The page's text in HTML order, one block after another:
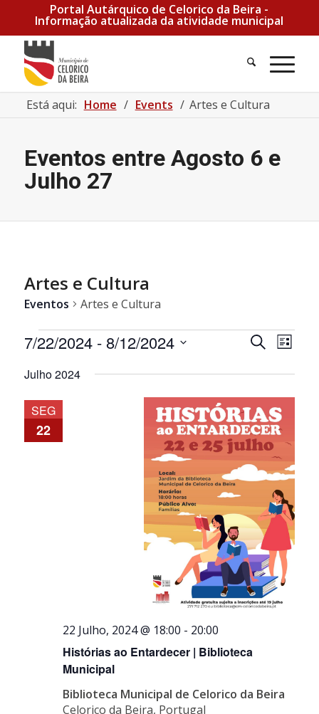
Portal Autárquico de Celorico da Beira -
Informação atualizada da atividade municipal
Pesquisa
Está aqui: Home / Events / Artes e Cultura
Eventos entre Agosto 6 e
Julho 27
Artes e Cultura
Eventos Artes e Cultura
Eventos
pesquisa
de
Eventos
Pesquisar
de
Lista
7/22/2024 - 8/12/2024
a
data.
Julho 2024
SEG
22
Histórias ao Entardecer | Biblioteca
Municipal
22 Julho, 2024 @ 18:00 - 20:00
Biblioteca Municipal de Celorico da Beira
Celorico da Beira, Portugal